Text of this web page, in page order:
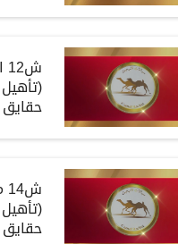
ش12
(تأهيل
حقايق
ش14
(تأهيل
حقايق